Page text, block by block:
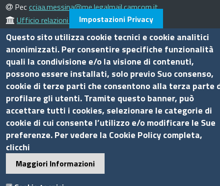
Peccciaa.messina@me.legalmail.camcom.it
Ufficio relazioni con il pubblico
Amministrazione trasparente
Bandi di gara
Bilanci
Concorsi e selezioni
Procedimenti
Provvedimenti
Seguici su
Impostazioni Privacy
Questo sito utilizza cookie tecnici e cookie analitici
anonimizzati. Per consentire specifiche funzionalità
quali la condivisione e/o la visione di contenuti,
possono essere installati, solo previo Suo consenso,
cookie di terze parti che consentono alla terza parte
profilare gli utenti. Tramite questo banner, può
accettare tutti i cookies, selezionare le categorie di
cookie di cui consente l’utilizzo e/o modificare le Sue
preferenze. Per vedere la Cookie Policy completa,
clicchi
Maggiori Informazioni